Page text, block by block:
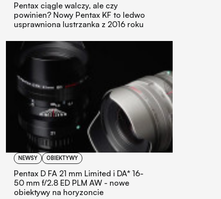
Pentax ciągle walczy, ale czy
powinien? Nowy Pentax KF to ledwo
usprawniona lustrzanka z 2016 roku
NEWSY OBIEKTYWY
Pentax D FA 21 mm Limited i DA* 16-
50 mm f/2.8 ED PLM AW - nowe
obiektywy na horyzoncie